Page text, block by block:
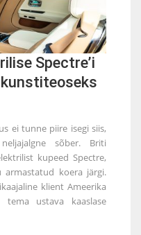
Spectre’i
ei tunne piire isegi siis,
sõber. Briti
kupeed Spectre,
armastatud koera järgi.
klient Ameerika
tema ustava kaaslase